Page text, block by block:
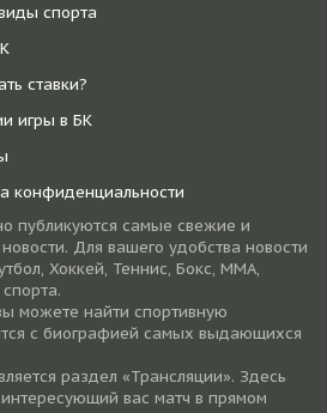
спорта
ставки?
игры в БК
конфиденциальности
публикуются самые свежие и
Для вашего удобства новости
Хоккей, Теннис, Бокс, ММА,
можете найти спортивную
с биографией самых выдающихся
раздел «Трансляции». Здесь
вас матч в прямом